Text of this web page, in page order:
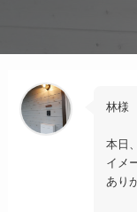
林様
本日
イメ
あり